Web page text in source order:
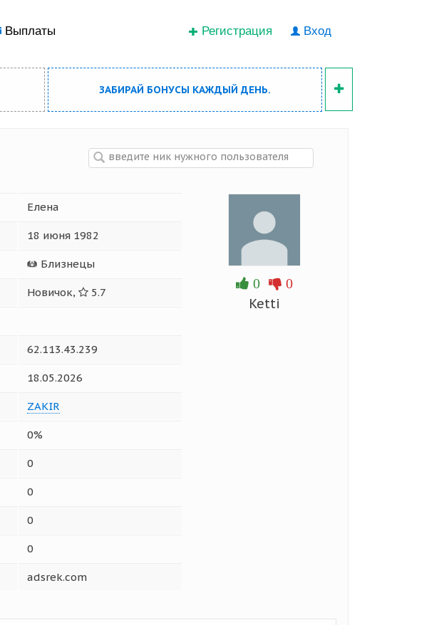
Выплаты Вход
Регистрация
ЗАБИРАЙ БОНУСЫ КАЖДЫЙ ДЕНЬ.
0 0
Ketti
Елена
18 июня 1982
Близнецы
Новичок, 5.7
62.113.43.239
18.05.2026
ZAKIR
0%
0
0
0
0
adsrek.com